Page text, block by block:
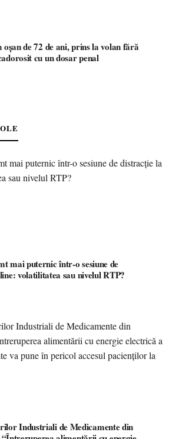
de 72 de ani, prins la volan fără
cu un dosar penal
mai puternic într-o sesiune de
volatilitatea sau nivelul RTP?
Industriali de Medicamente din